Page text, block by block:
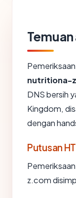
nutritiona-
DNS bersih
Kingdom,
dengan
Putusan
z.com